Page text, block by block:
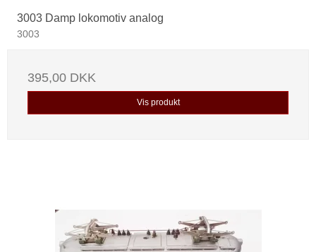
3003 Damp lokomotiv analog
3003
395,00 DKK
Vis produkt